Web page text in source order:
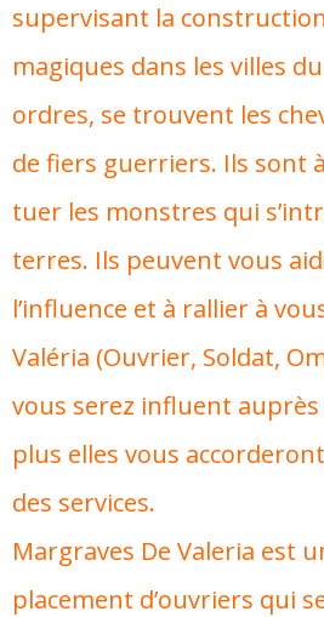
supervisant la
magiques dans les villes
ordres, se trouvent les
de fiers guerriers. Ils sont
tuer les monstres qui
terres. Ils peuvent vous
l’influence et à rallier à
Valéria (Ouvrier, Soldat,
vous serez influent auprès
plus elles vous
des services.
Margraves De Valeria est
placement d’ouvriers qui